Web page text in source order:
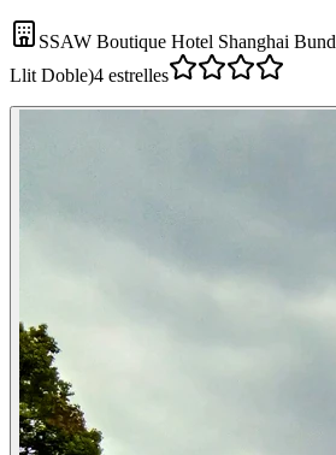
SSAW Boutique Hotel Shanghai Bund
Llit Doble)4 estrelles